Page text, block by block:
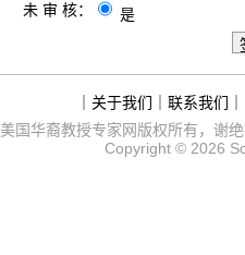
未 审 核：
是
关于我们 联系我们
美国华裔教授专家网版权所有，谢
Copyright © 2026